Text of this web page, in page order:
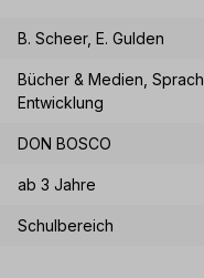
B. Scheer, E. Gulden
Bücher & Medien ,
Entwicklung
DON BOSCO
ab 3 Jahre
Schulbereich